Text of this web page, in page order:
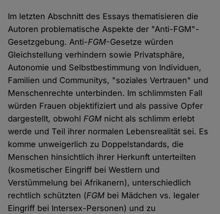
Im letzten Abschnitt des Essays thematisieren die
Autoren problematische Aspekte der "Anti-FGM"-
Gesetzgebung. Anti-FGM-Gesetze würden
Gleichstellung verhindern sowie Privatsphäre,
Autonomie und Selbstbestimmung von Individuen,
Familien und Communitys, "soziales Vertrauen" und
Menschenrechte unterbinden. Im schlimmsten Fall
würden Frauen objektifiziert und als passive Opfer
dargestellt, obwohlFGM nicht als schlimm erlebt
werde und Teil ihrer normalen Lebensrealität sei. Es
komme unweigerlich zu Doppelstandards, die
Menschen hinsichtlich ihrer Herkunft unterteilten
(kosmetischer Eingriff bei Westlern und
Verstümmelung bei Afrikanern), unterschiedlich
rechtlich schützten (FGM bei Mädchen vs. legaler
Eingriff bei Intersex-Personen) und zu